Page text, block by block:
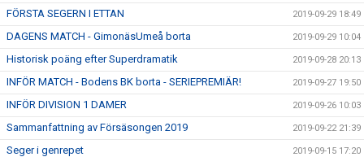
FÖRSTA SEGERN I ETTAN 2019-09-29 18:49
DAGENS MATCH - GimonäsUmeå borta 2019-09-29 10:04
Historisk poäng efter Superdramatik 2019-09-28 20:13
INFÖR MATCH - Bodens BK borta - SERIEPREMIÄR! 2019-09-27 19:50
INFÖR DIVISION 1 DAMER 2019-09-26 10:03
Sammanfattning av Försäsongen 2019 2019-09-22 21:39
Seger i genrepet 2019-09-15 17:20